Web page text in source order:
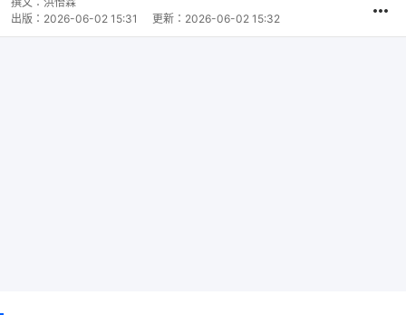
出版： 2026-06-02 15:31 更新： 2026-06-02 15:32